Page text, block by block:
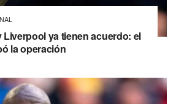
ya tienen acuerdo: el
la operación